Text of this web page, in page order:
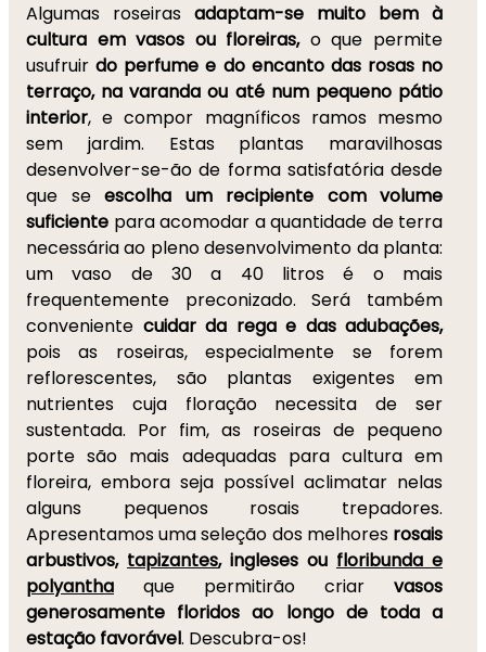
Algumas roseiras adaptam-se muito bem à
cultura em vasos ou floreiras,o que permite
usufruirdo perfume e do encanto das rosas no
terraço, na varanda ou até num pequeno pátio
interior, e compor magníficos ramos mesmo
sem jardim. Estas plantas maravilhosas
desenvolver-se-ão de forma satisfatória desde
que se escolha um recipiente com volume
suficiente para acomodar a quantidade de terra
necessária ao pleno desenvolvimento da planta:
um vaso de 30 a 40 litros é o mais
frequentemente preconizado. Será também
conveniente cuidar da rega e das adubações,
pois as roseiras, especialmente se forem
reflorescentes, são plantas exigentes em
nutrientes cuja floração necessita de ser
sustentada. Por fim, as roseiras de pequeno
porte são mais adequadas para cultura em
floreira, embora seja possível aclimatar nelas
alguns pequenos rosais trepadores.
Apresentamos uma seleção dos melhores rosais
arbustivos, tapizantes, ingleses ou floribunda e
polyantha que permitirão criar vasos
generosamente floridos ao longo de toda a
estação favorável. Descubra-os!